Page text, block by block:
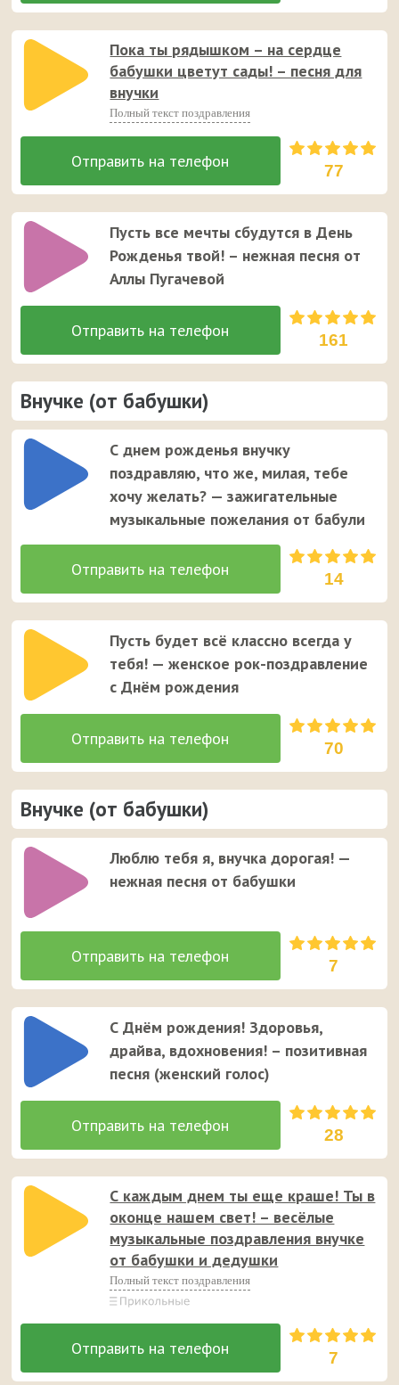
Пока ты рядышком – на сердце
бабушки цветут сады! – песня для
внучки
Полный текст поздравления
77
Пусть все мечты сбудутся в День
Рожденья твой! – нежная песня от
Аллы Пугачевой
161
Внучке (от бабушки)
С днем рожденья внучку
поздравляю, что же, милая, тебе
хочу желать? — зажигательные
музыкальные пожелания от бабули
14
Пусть будет всё классно всегда у
тебя! — женское рок-поздравление
с Днём рождения
70
Внучке (от бабушки)
Люблю тебя я, внучка дорогая! —
нежная песня от бабушки
7
С Днём рождения! Здоровья,
драйва, вдохновения! – позитивная
песня (женский голос)
28
С каждым днем ты еще краше! Ты в
оконце нашем свет! – весёлые
музыкальные поздравления внучке
от бабушки и дедушки
Полный текст поздравления
7